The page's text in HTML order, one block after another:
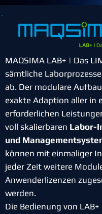
MAQSIMA LAB+ | Das
sämtliche
ab. Der modulare
exakte Adaption aller in
erforderlichen
voll skalierbaren Labor-
und
können mit einmaliger
jeder Zeit weitere
Anwenderlizenzen
werden.
Die Bedienung von